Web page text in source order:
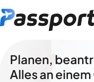
Planen,
Alles an